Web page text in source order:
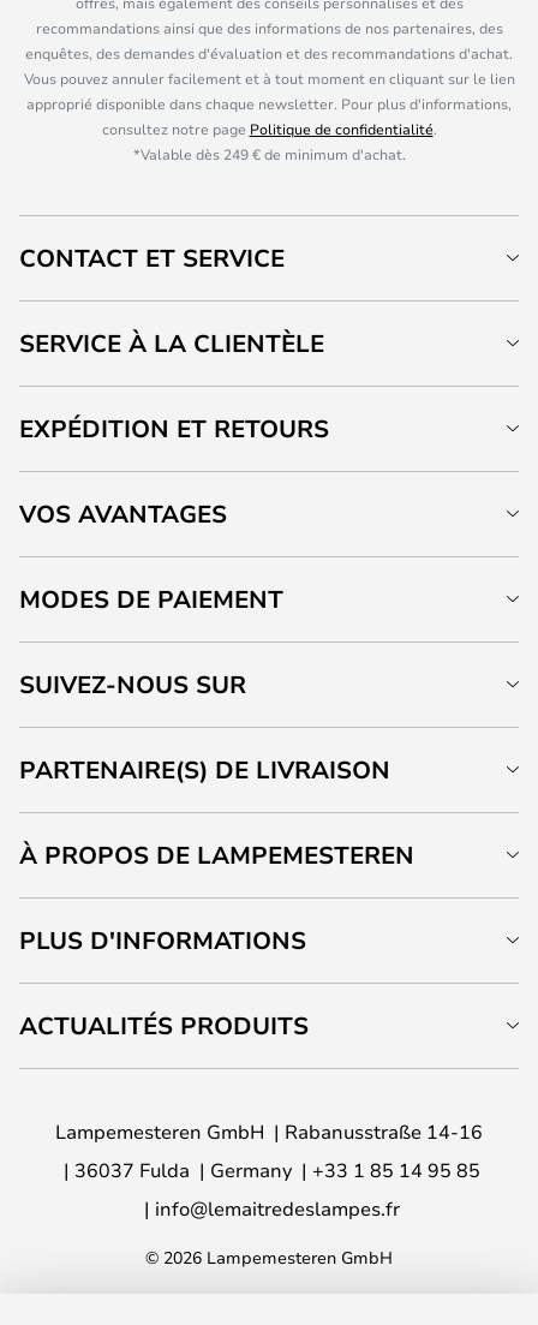
recommandations ainsi que des informations de nos partenaires, des
enquêtes, des demandes d'évaluation et des recommandations d'achat.
Vous pouvez annuler facilement et à tout moment en cliquant sur le lien
approprié disponible dans chaque newsletter. Pour plus d'informations,
consultez notre page Politique de confidentialité.
*Valable dès 249 € de minimum d'achat.
CONTACT ET SERVICE
SERVICE À LA CLIENTÈLE
EXPÉDITION ET RETOURS
VOS AVANTAGES
MODES DE PAIEMENT
SUIVEZ-NOUS SUR
PARTENAIRE(S) DE LIVRAISON
À PROPOS DE LAMPEMESTEREN
PLUS D'INFORMATIONS
ACTUALITÉS PRODUITS
Lampemesteren GmbH
Rabanusstraße 14-16
36037 Fulda
Germany
+33 1 85 14 95 85
info@lemaitredeslampes.fr
© 2026 Lampemesteren GmbH